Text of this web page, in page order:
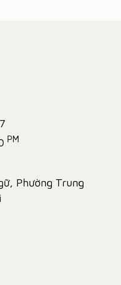
PM
Phường Trung